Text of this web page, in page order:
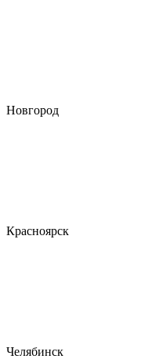
Новгород
Красноярск
Челябинск